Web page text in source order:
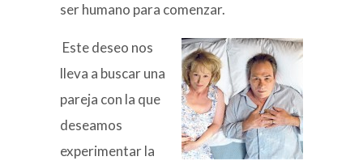
ser humano para comenzar.
Este deseo nos
lleva a buscar una
pareja con la que
deseamos
experimentar la